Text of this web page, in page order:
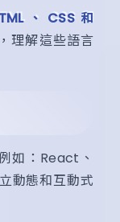
、CSS和
理解這些語言
如：React、
動態和互動式